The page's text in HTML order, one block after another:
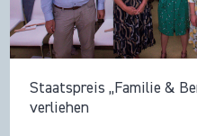
Staatspreis „Familie &
verliehen